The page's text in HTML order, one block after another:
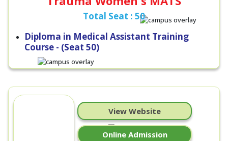
Total Seat : 50
Diploma in Medical Assistant Training
Course - (Seat 50)
View Website
Online Admission